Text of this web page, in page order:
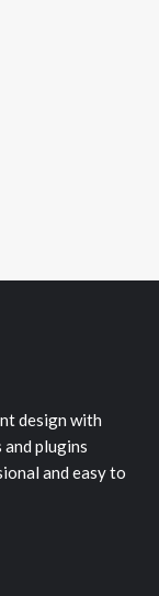
design with
plugins
and easy to